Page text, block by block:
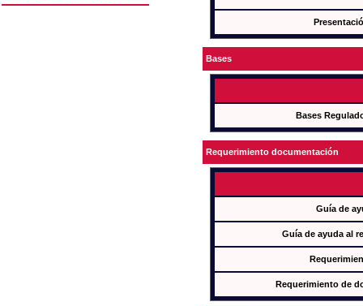
Bases
Bases
Requerimiento documentación
Guía de
Guía de ayuda al
Requerimiento de